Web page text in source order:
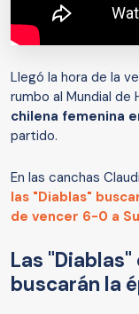
Llegó la hora de la
rumbo al Mundial de
chilena femenina
partido.
En las canchas
las "Diablas"
de vencer 6-0 a
Las
buscarán la